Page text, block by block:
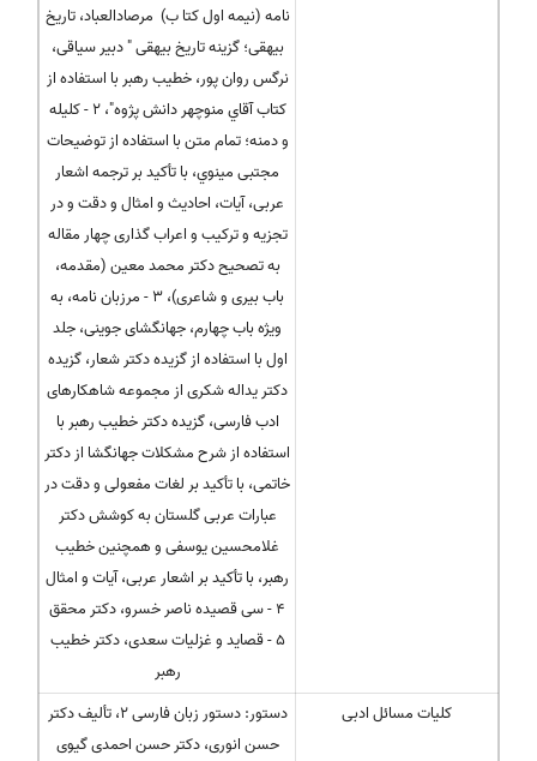
نامه (نیمه اول کتا ب) مرصادالعباد، تاریخ
بیهقی؛ گزینه تاریخ بیهقی " دبیر سیاقی،
نرگس روان پور، خطیب رهبر با استفاده از
کتاب آقاي منوچهر دانش پژوه"، 2 - کلیله
و دمنه؛ تمام متن با استفاده از توضیحات
مجتبی مینوي، با تأکید بر ترجمه اشعار
عربی، آیات، احادیث و امثال و دقت و در
تجزیه و ترکیب و اعراب گذاری چهار مقاله
به تصحیح دکتر محمد معین (مقدمه،
باب بیری و شاعری)، 3 - مرزبان نامه، به
ویژه باب چهارم، جهانگشای جوینی، جلد
اول با استفاده از گزیده دکتر شعار، گزیده
دکتر یداله شکری از مجموعه شاهکارهای
ادب فارسی، گزیده دکتر خطیب رهبر با
استفاده از شرح مشکلات جهانگشا از دکتر
خاتمی، با تأکید بر لغات مفعولی و دقت در
عبارات عربی گلستان به کوشش دکتر
غلامحسین یوسفی و همچنین خطیب
رهبر، با تأکید بر اشعار عربی، آیات و امثال
4 - سی قصیده ناصر خسرو، دکتر محقق
5 - قصاید و غزلیات سعدی، دکتر خطیب
رهبر
کلیات مسائل ادبی
دستور: دستور زبان فارسی 2، تألیف دکتر
حسن انوری، دکتر حسن احمدی گیوی